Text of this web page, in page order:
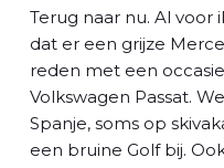
Terug naar nu. Al voor
dat er een grijze
reden met een
Volkswagen Passat.
Spanje, soms op
een bruine Golf bij.